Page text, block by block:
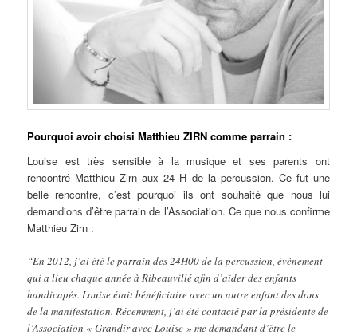
Pourquoi avoir choisi Matthieu ZIRN comme parrain :
Louise est très sensible à la musique et ses parents ont
rencontré Matthieu Zirn aux 24 H de la percussion. Ce fut une
belle rencontre, c’est pourquoi ils ont souhaité que nous lui
demandions d’être parrain de l’Association. Ce que nous confirme
Matthieu Zirn :
“En 2012, j’ai été le parrain des 24H00 de la percussion, évènement
qui a lieu chaque année à Ribeauvillé afin d’aider des enfants
handicapés. Louise était bénéficiaire avec un autre enfant des dons
de la manifestation. Récemment, j’ai été contacté par la présidente de
l’Association « Grandir avec Louise » me demandant d’être le